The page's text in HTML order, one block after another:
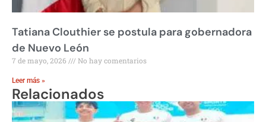
Tatiana Clouthier se postula para gobernadora
de Nuevo León
7 de mayo, 2026 No hay comentarios
Leer más »
Relacionados